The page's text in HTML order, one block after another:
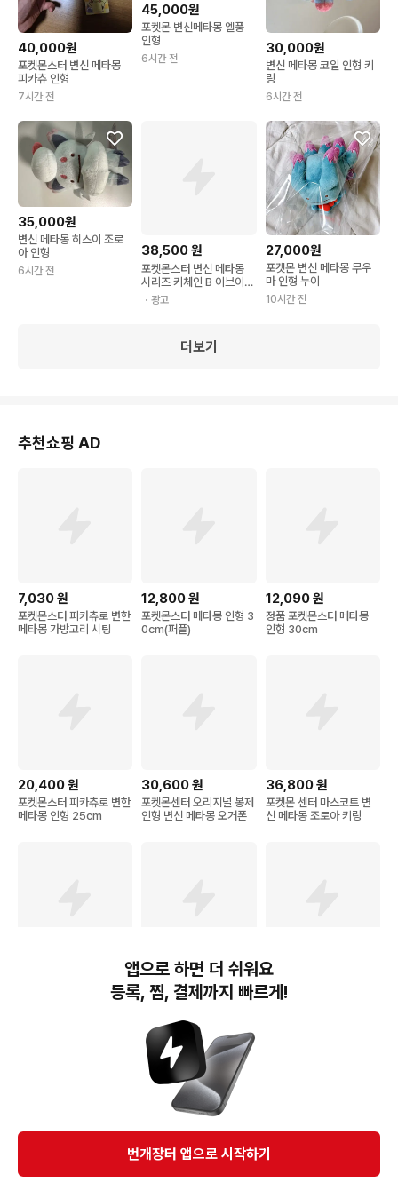
40,000원
포켓몬스터 변신 메타몽
피카츄 인형
7시간 전
45,000원
포켓몬 변신메타몽 엘풍
인형
6시간 전
30,000원
변신 메타몽 코일 인형 키
링
6시간 전
35,000원
변신 메타몽 히스이 조로
아 인형
6시간 전
38,500원
포켓몬스터 변신 메타몽
시리즈 키체인 B 이브이즈
중국 발매 굿즈
・광고
27,000원
포켓몬 변신 메타몽 무우
마 인형 누이
10시간 전
더보기
추천쇼핑 AD
7,030원
포켓몬스터 피카츄로 변한
메타몽 가방고리 시팅
12,800원
포켓몬스터 메타몽 인형 3
0cm(퍼플)
12,090원
정품 포켓몬스터 메타몽
인형 30cm
20,400원
포켓몬스터 피카츄로 변한
메타몽 인형 25cm
30,600원
포켓몬센터 오리지널 봉제
인형 변신 메타몽 오거폰
36,800원
포켓몬 센터 마스코트 변
신 메타몽 조로아 키링
포켓몬 포코피아 시리즈
인간 변신 메타몽 봉제인
8,840원
포켓몬 서툴러도 변신 메
타몽 완소 지갑
24,200
모찌 캐릭터 미니 애착인
형 소형 포켓몬스터 변신
번개장터(주) 사업자정보, 이용약관 및 기타 법적고지
번개장터㈜는 통신판매중개자이며, 통신판매의 당사자가 아닙니다. 전자상거래 등에서의
소비자보호에 관한 법률 등 관련 법령 및 번개장터㈜의 약관에 따라 상품, 상품정보, 거래에 관한 책임은
개별 판매자에게 귀속하고, 번개장터㈜는 원칙적으로 회원간 거래에 대하여 책임을 지지 않습니다.
다만, 번개장터㈜가 직접 판매하는 상품에 대한 책임은 번개장터㈜에게 귀속합니다.
앱으로 하면 더 쉬워요
등록, 찜, 결제까지 빠르게!
번개장터 앱으로 시작하기